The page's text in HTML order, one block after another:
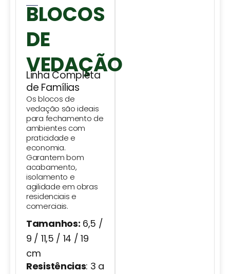
BLOCOS
DE
VEDAÇÃO
Linha Completa
de Famílias
Os blocos de
vedação são ideais
para fechamento de
ambientes com
praticidade e
economia.
Garantem bom
acabamento,
isolamento e
agilidade em obras
residenciais e
comerciais.
Tamanhos: 6,5 /
9 / 11,5 / 14 / 19
cm
Resistências: 3 a